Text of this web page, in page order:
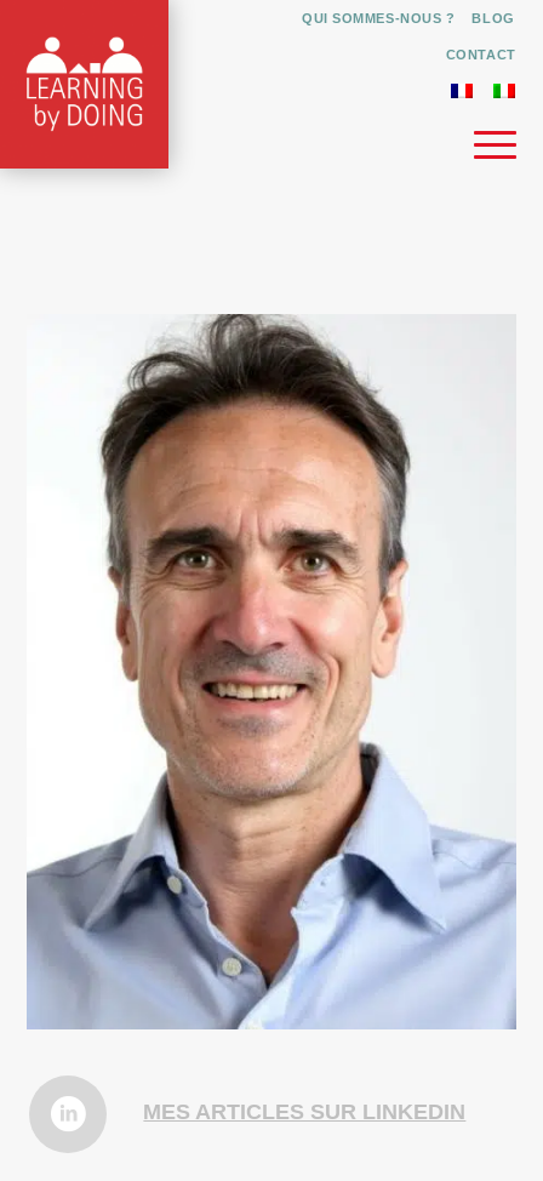
QUI SOMMES-NOUS ? BLOG
CONTACT
MES ARTICLES SUR LINKEDIN